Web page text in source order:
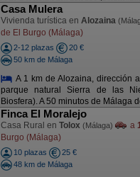
Casa Mulera
Vivienda turística en Alozaina
de El Burgo (Málaga)
2-12 plazas
20 €
50 km de Málaga
A 1 km de Alozaina, dirección
parque natural Sierra de las
Biosfera). A 50 minutos de Málaga
Finca El Moralejo
Casa Rural en Tolox (Málaga) a
Burgo (Málaga)
10 plazas
25 €
48 km de Málaga